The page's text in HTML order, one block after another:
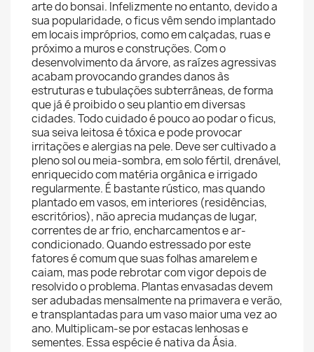
arte do bonsai. Infelizmente no entanto, devido a
sua popularidade, o ficus vêm sendo implantado
em locais impróprios, como em calçadas, ruas e
próximo a muros e construções. Com o
desenvolvimento da árvore, as raízes agressivas
acabam provocando grandes danos às
estruturas e tubulações subterrâneas, de forma
que já é proibido o seu plantio em diversas
cidades. Todo cuidado é pouco ao podar o ficus,
sua seiva leitosa é tóxica e pode provocar
irritações e alergias na pele. Deve ser cultivado a
pleno sol ou meia-sombra, em solo fértil, drenável,
enriquecido com matéria orgânica e irrigado
regularmente. É bastante rústico, mas quando
plantado em vasos, em interiores (residências,
escritórios), não aprecia mudanças de lugar,
correntes de ar frio, encharcamentos e ar-
condicionado. Quando estressado por este
fatores é comum que suas folhas amarelem e
caiam, mas pode rebrotar com vigor depois de
resolvido o problema. Plantas envasadas devem
ser adubadas mensalmente na primavera e verão,
e transplantadas para um vaso maior uma vez ao
ano. Multiplicam-se por estacas lenhosas e
sementes. Essa espécie é nativa da Ásia.